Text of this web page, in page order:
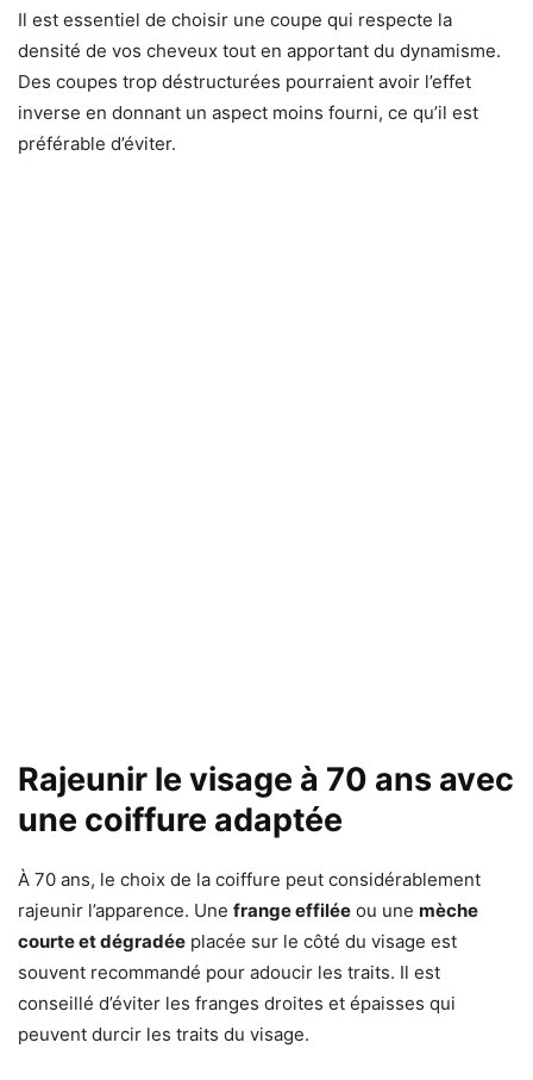
Il est essentiel de choisir une coupe qui respecte la
densité de vos cheveux tout en apportant du dynamisme.
Des coupes trop déstructurées pourraient avoir l’effet
inverse en donnant un aspect moins fourni, ce qu’il est
préférable d’éviter.
Rajeunir le visage à 70 ans avec
une coiffure adaptée
À 70 ans, le choix de la coiffure peut considérablement
rajeunir l’apparence. Une frange effilée ou une mèche
courte et dégradée placée sur le côté du visage est
souvent recommandé pour adoucir les traits. Il est
conseillé d’éviter les franges droites et épaisses qui
peuvent durcir les traits du visage.